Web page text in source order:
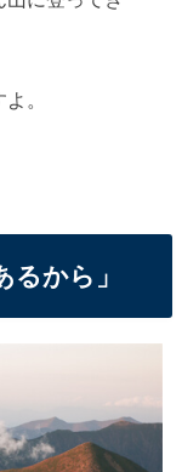
。
から」